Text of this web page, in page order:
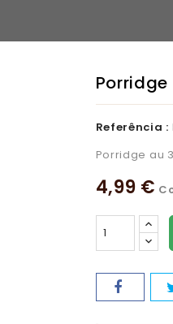
Porridge
Referência :
Porridge au
4,99 €